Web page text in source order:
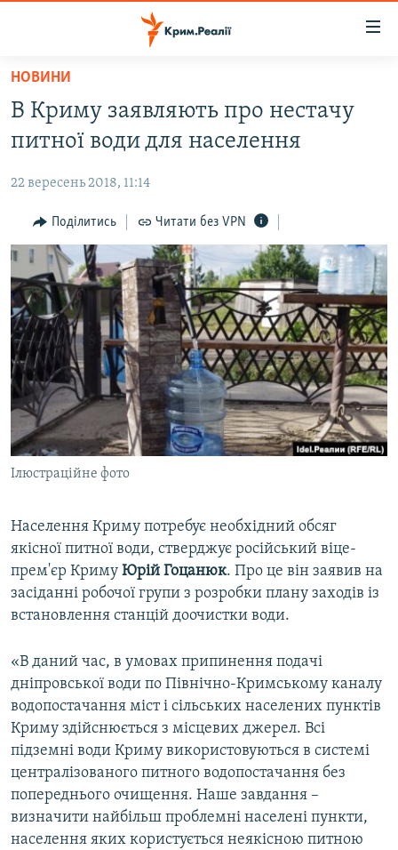
Перейти
основного
матеріалу
до
навігації
Перейти
пошуку
ВОДА.КРИМ
ПОЛІТИКА
БЛОГИ
ПОГЛЯД
ІНТЕРВ'Ю
ВСЕ ЗА ДЕНЬ
СПЕЦПРОЕКТИ
ДЕПОРТАЦІЯ
ВІДЕОУРОКИ «ELIFBE»
СВІДЧЕННЯ ОКУПАЦІЇ
УКРАЇНСЬКА ПРОБЛЕМА КРИМУ
ЯК ОБІЙТИ БЛОКУВАННЯ
Русский
Qırımtatar
Усі сайти RFE/RL
НОВИНИ
В Криму заявляють про нестачу
питної води для населення
22 вересень 2018, 11:14
Поділитись Читати без VPN
Ілюстраційне фото
Населення Криму потребує необхідний обсяг
якісної питної води, стверджує російський віце-
прем'єр Криму Юрій Гоцанюк. Про це він заявив на
засіданні робочої групи з розробки плану заходів із
встановлення станцій доочистки води.
«В даний час, в умовах припинення подачі
дніпровської води по Північно-Кримському каналу
водопостачання міст і сільських населених пунктів
Криму здійснюється з місцевих джерел. Всі
підземні води Криму використовуються в системі
централізованого питного водопостачання без
попереднього очищення. Наше завдання –
визначити найбільш проблемні населені пункти,
населення яких користується неякісною питною